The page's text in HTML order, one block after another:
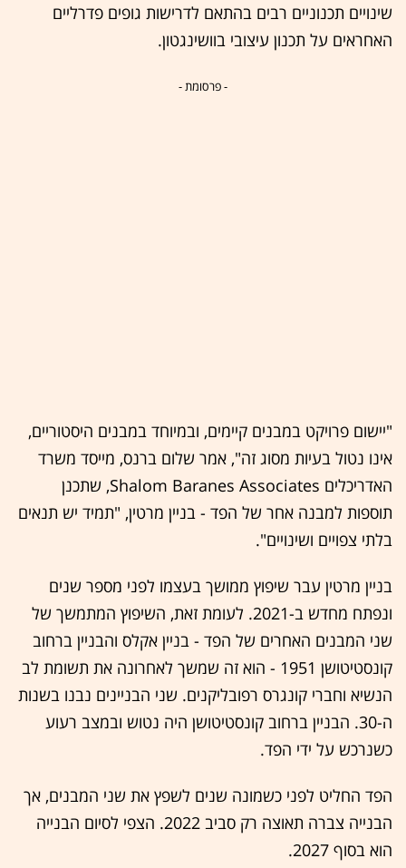
שינויים תכנוניים רבים בהתאם לדרישות גופים פדרליים
האחראים על תכנון עיצובי בוושינגטון.
- פרסומת -
"יישום פרויקט במבנים קיימים, ובמיוחד במבנים היסטוריים,
אינו נטול בעיות מסוג זה", אמר שלום ברנס, מייסד משרד
האדריכלים Shalom Baranes Associates, שתכנן
תוספות למבנה אחר של הפד - בניין מרטין, "תמיד יש תנאים
בלתי צפויים ושינויים".
בניין מרטין עבר שיפוץ ממושך בעצמו לפני מספר שנים
ונפתח מחדש ב-2021. לעומת זאת, השיפוץ המתמשך של
שני המבנים האחרים של הפד - בניין אקלס והבניין ברחוב
קונסטיטושן 1951 - הוא זה שמשך לאחרונה את תשומת לב
הנשיא וחברי קונגרס רפובליקנים. שני הבניינים נבנו בשנות
ה-30. הבניין ברחוב קונסטיטושן היה נטוש ובמצב רעוע
כשנרכש על ידי הפד.
הפד החליט לפני כשמונה שנים לשפץ את שני המבנים, אך
הבנייה צברה תאוצה רק סביב 2022. הצפי לסיום הבנייה
הוא בסוף 2027.